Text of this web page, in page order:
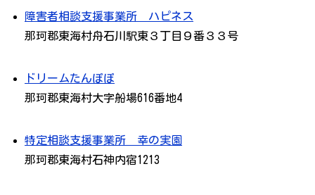
障害者相談支援事業所 ハピネス
那珂郡東海村舟石川駅東３丁目９番３３号
ドリームたんぽぽ
那珂郡東海村大字船場616番地4
特定相談支援事業所 幸の実園
那珂郡東海村石神内宿1213